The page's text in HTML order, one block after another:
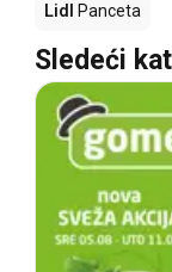
Lidl Panceta
Sledeći